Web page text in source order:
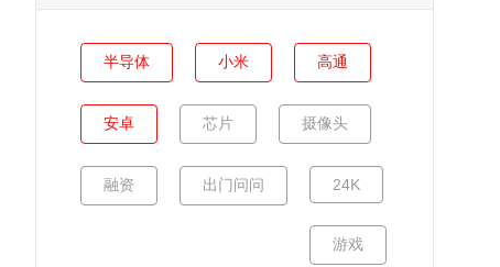
半导体 小米 高通
安卓 芯片 摄像头
融资 出门问问 24K
游戏